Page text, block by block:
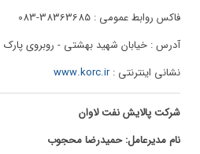
فاکس روابط عمومی : 38363685-083
آدرس : خیابان شهید بهشتی - روبروی پارک شاهد،
نشانی اینترنتی :www.korc.ir
شرکت پالایش نفت لاوان
نام مدیرعامل: حمیدرضا محجوب